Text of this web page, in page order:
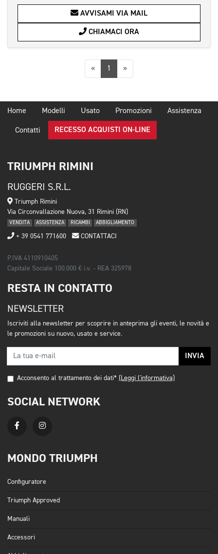
AVVISAMI VIA MAIL
CHIAMACI ORA
«Precedente
1 »Successiva
Home Modelli Usato Promozioni Assistenza
Contatti RECESSO ACQUISTI ON-LINE
TRIUMPH RIMINI
RUGGERI S.R.L.
Triumph Rimini
Via Circonvallazione Nuova, 31 Rimini (RN)
VENDITA ASSISTENZA RICAMBI ABBIGLIAMENTO
+ 39 0541 771600 CONTATTACI
P.IVA 4110910405
Capitale Sociale 100.000 € i.v. - REA 325978
RESTA IN CONTATTO
NEWSLETTER
Iscriviti alla newsletter per scoprire in anteprima gli eventi, le novità e
le promozioni su nuovo, usato e service.
INVIA
Acconsento al trattamento dei dati* (Leggi l'informativa)
SOCIAL NETWORK
MONDO TRIUMPH
Configuratore
Triumph Approved
Manuali
Accessori